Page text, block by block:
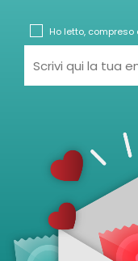
Ho letto,